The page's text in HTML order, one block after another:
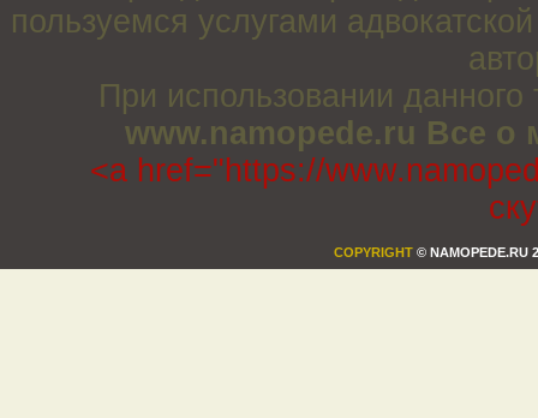
пользуемся услугами
При использовании
www.namopede.ru Все о
<a href="https://
COPYRIGHT © NAMOPEDE.RU